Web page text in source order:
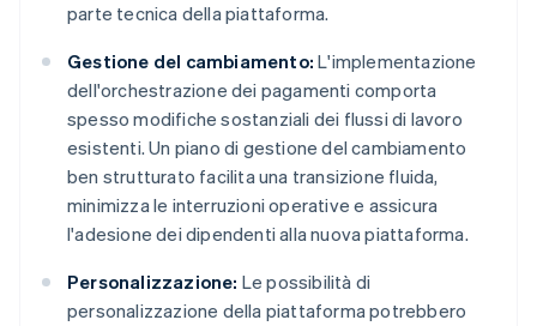
parte tecnica della piattaforma.
Gestione del cambiamento: L'implementazione
dell'orchestrazione dei pagamenti comporta
spesso modifiche sostanziali dei flussi di lavoro
esistenti. Un piano di gestione del cambiamento
ben strutturato facilita una transizione fluida,
minimizza le interruzioni operative e assicura
l'adesione dei dipendenti alla nuova piattaforma.
Personalizzazione: Le possibilità di
personalizzazione della piattaforma potrebbero